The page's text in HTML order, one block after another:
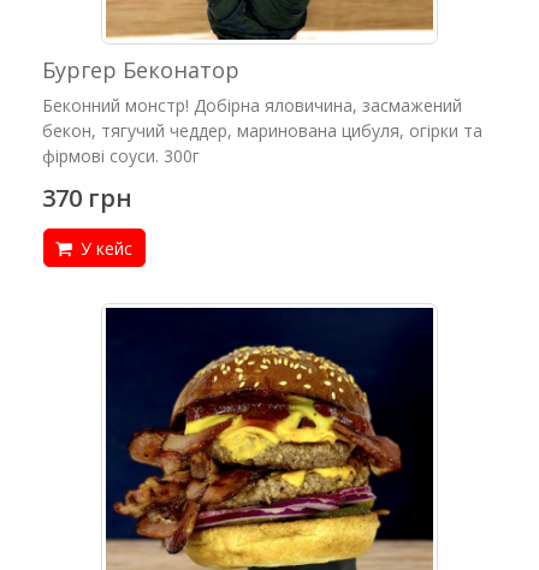
Бургер Беконатор
Беконний монстр! Добірна яловичина, засмажений
бекон, тягучий чеддер, маринована цибуля, огірки та
фірмові соуси. 300г
370 грн
У кейс